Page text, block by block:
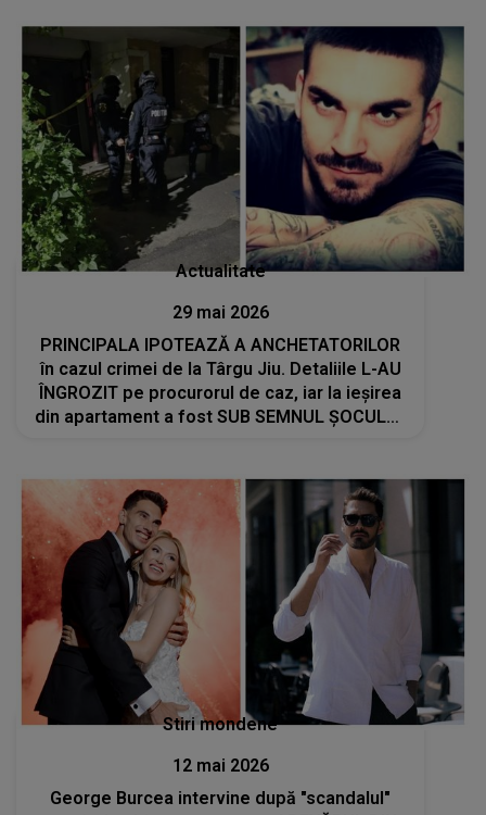
Actualitate
29 mai 2026
PRINCIPALA IPOTEAZĂ A ANCHETATORILOR
în cazul crimei de la Târgu Jiu. Detaliile L-AU
ÎNGROZIT pe procurorul de caz, iar la ieșirea
din apartament a fost SUB SEMNUL ȘOCULUI:
Stiri mondene
12 mai 2026
George Burcea intervine după "scandalul"